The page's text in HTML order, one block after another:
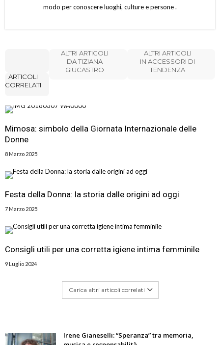
modo per conoscere luoghi, culture e persone .
ARTICOLI
CORRELATI
ALTRI ARTICOLI
DA TIZIANA
GIUCASTRO
ALTRI ARTICOLI
IN ACCESSORI DI
TENDENZA
Mimosa: simbolo della Giornata Internazionale delle
Donne
8 Marzo 2025
Festa della Donna: la storia dalle origini ad oggi
7 Marzo 2025
Consigli utili per una corretta igiene intima femminile
9 Luglio 2024
Carica altri articoli correlati
Irene Gianeselli: “Speranza” tra memoria,